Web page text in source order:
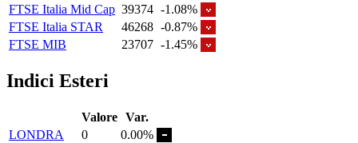
FTSE Italia Mid Cap 39374 -1.08%
FTSE Italia STAR
46268 -0.87%
FTSE MIB
23707 -1.45%
Indici Esteri
Valore Var.
LONDRA
0
0.00%